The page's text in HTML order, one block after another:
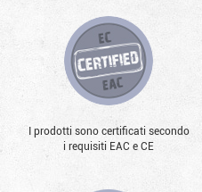
I prodotti sono certificati secondo
i requisiti EAC e CE